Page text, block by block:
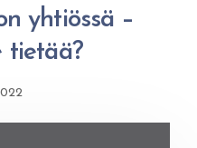
yhtiössä –
tietää?